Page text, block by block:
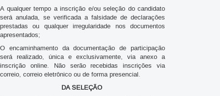
A qualquer tempo a inscrição e/ou seleção do candidato
será anulada, se verificada a falsidade de declarações
prestadas ou qualquer irregularidade nos documentos
apresentados;
O encaminhamento da documentação de participação
será realizado, única e exclusivamente, via anexo a
inscrição online. Não serão recebidas inscrições via
correio, correio eletrônico ou de forma presencial.
DA SELEÇÃO